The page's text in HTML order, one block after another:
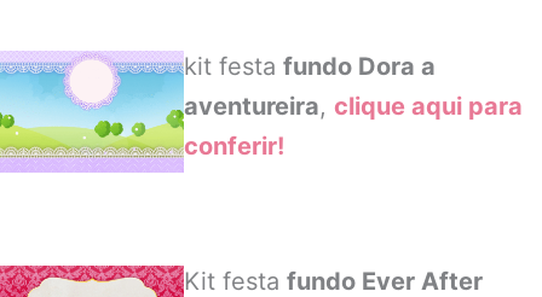
kit festafundo Dora a
aventureira,clique aqui para
conferir!
Kit festafundo Ever After